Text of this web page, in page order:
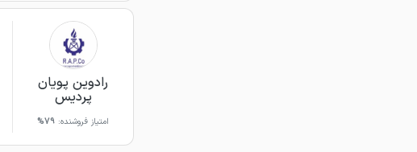
رادوین پویان
پردیس
امتیاز فروشنده: 79%